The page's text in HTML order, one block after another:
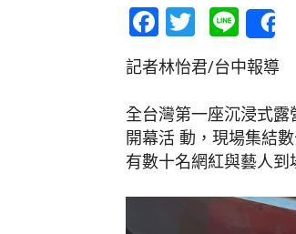
Facebook
Twitter
Line
記者林怡君/台中報導
全台灣第一座沉浸式
開幕活 動，現場集結
有數十名網紅與藝人到